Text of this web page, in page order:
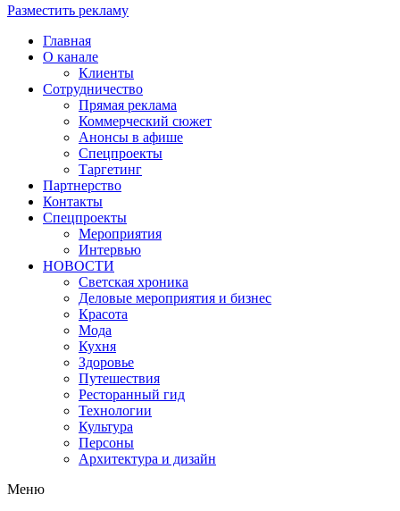
Разместить рекламу
Главная
О канале
Клиенты
Сотрудничество
Прямая реклама
Коммерческий сюжет
Анонсы в афише
Cпецпроекты
Таргетинг
Партнерство
Контакты
Спецпроекты
Мероприятия
Интервью
НОВОСТИ
Светская хроника
Деловые мероприятия и бизнес
Красота
Мода
Кухня
Здоровье
Путешествия
Ресторанный гид
Технологии
Культура
Персоны
Архитектура и дизайн
Меню